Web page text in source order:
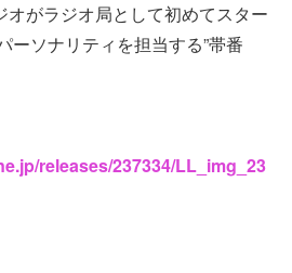
がラジオ局として初めてスター
ーソナリティを担当する”帯番
releases/237334/LL_img_23